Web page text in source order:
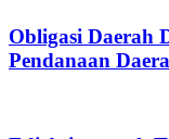
Obligasi Daerah
Pendanaan